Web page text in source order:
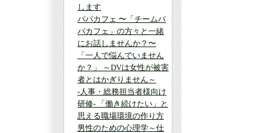
します
パパカフェ 〜「チームパ
パカフェ」の方々と一緒
にお話しませんか？〜
「一人で悩んでいません
か？」 ～DVは女性が被害
者とはかぎりません～
-人事・総務担当者様向け
研修- 「働き続けたい」と
思える職場環境の作り方
男性のための心理学～仕